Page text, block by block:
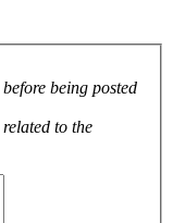
being posted
to the